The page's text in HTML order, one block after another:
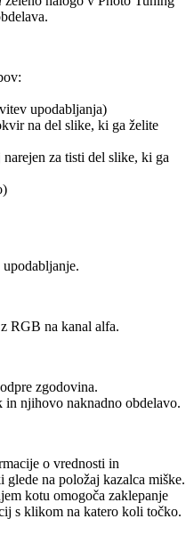
upodabljanja)
na del slike, ki ga želite
za tisti del slike, ki ga
RGB na kanal alfa.
zgodovina.
njihovo naknadno obdelavo.
o vrednosti in
na položaj kazalca miške.
kotu omogoča zaklepanje
s klikom na katero koli točko.